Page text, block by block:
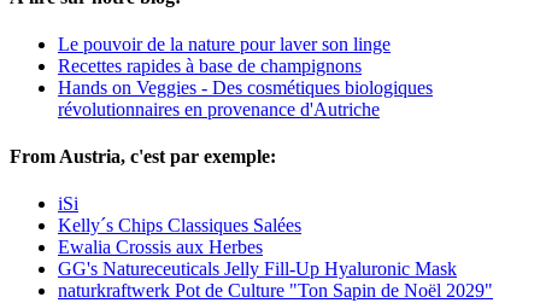
Le pouvoir de la nature pour laver son linge
Recettes rapides à base de champignons
Hands on Veggies - Des cosmétiques biologiques
révolutionnaires en provenance d'Autriche
From Austria, c'est par exemple:
iSi
Kelly´s Chips Classiques Salées
Ewalia Crossis aux Herbes
GG's Natureceuticals Jelly Fill-Up Hyaluronic Mask
naturkraftwerk Pot de Culture "Ton Sapin de Noël 2029"